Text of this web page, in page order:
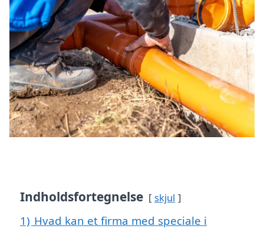
Indholdsfortegnelse skjul
1) Hvad kan et firma med speciale i